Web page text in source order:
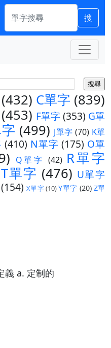
搜
(432) C單字 (839)
(453) F單字(353) G單
(499) J單字 (70) K單
(410) N單字 (175) O單
Q單字 (42) R單字
T單字 (476) U單字
(154) X單字(10)Y單字 (20) Z單
義 a. 定制的